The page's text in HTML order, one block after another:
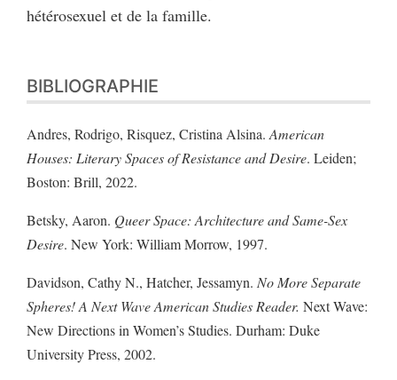
hétérosexuel et de la famille.
BIBLIOGRAPHIE
Andres, Rodrigo, Risquez, Cristina Alsina. American
Houses: Literary Spaces of Resistance and Desire. Leiden;
Boston: Brill, 2022.
Betsky, Aaron. Queer Space: Architecture and Same-Sex
Desire. New York: William Morrow, 1997.
Davidson, Cathy N., Hatcher, Jessamyn. No More Separate
Spheres! A Next Wave American Studies Reader. Next Wave:
New Directions in Women’s Studies. Durham: Duke
University Press, 2002.